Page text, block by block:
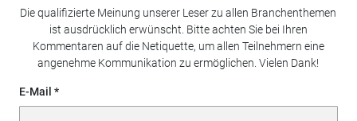
Die qualifizierte Meinung unserer Leser zu allen Branchenthemen
ist ausdrücklich erwünscht. Bitte achten Sie bei Ihren
Kommentaren auf die Netiquette, um allen Teilnehmern eine
angenehme Kommunikation zu ermöglichen. Vielen Dank!
E-Mail